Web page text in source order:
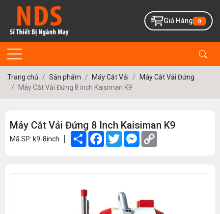
Giỏ Hàng 0
Trang chủ Sản phẩm Máy Cắt Vải
Máy Cắt Vải Đứng
Máy Cắt Vải Đứng 8 inch Kaisiman K9
Máy Cắt Vải Đứng 8 Inch Kaisiman K9
Mã SP: k9-8inch Share Facebook
TwitterMessenger